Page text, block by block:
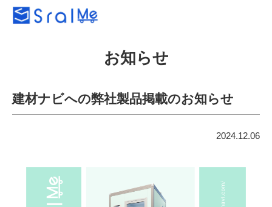
お知らせ
建材ナビへの弊社製品掲載のお知らせ
2024.12.06